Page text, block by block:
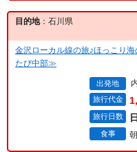
目的地：石川県
金沢ローカル線の旅♪ほっこり
たび中部≫
出発地
旅行代金
旅行日数
食事